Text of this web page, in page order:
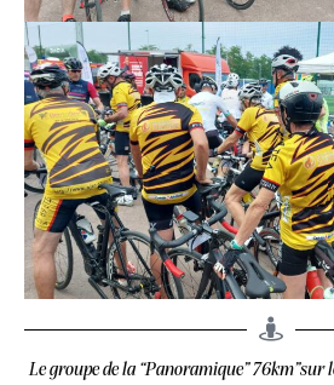
Le groupe de la “Panoramique” 76km”sur